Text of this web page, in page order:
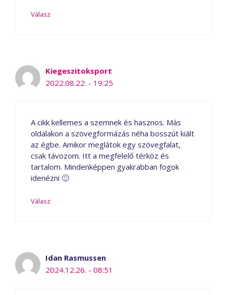
Válasz
Kiegeszitoksport
2022.08.22. - 19:25
A cikk kellemes a szemnek és hasznos. Más
oldalakon a szövegformázás néha bosszút kiált
az égbe. Amikor meglátok egy szövegfalat,
csak távozom. Itt a megfelelő térköz és
tartalom. Mindenképpen gyakrabban fogok
idenézni 🙂
Válasz
Idan Rasmussen
2024.12.26. - 08:51